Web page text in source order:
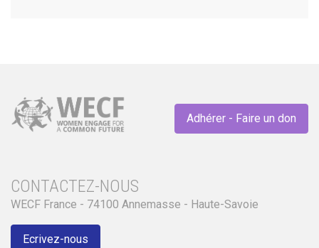
Adhérer - Faire un don
CONTACTEZ-NOUS
WECF France - 74100 Annemasse - Haute-Savoie
Ecrivez-nous